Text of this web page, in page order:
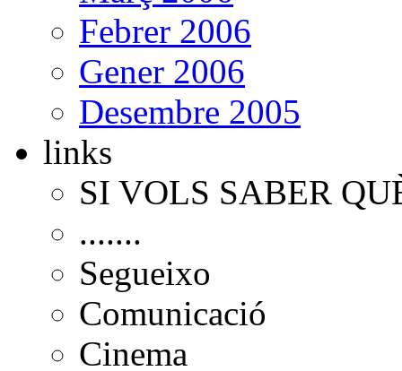
Febrer 2006
Gener 2006
Desembre 2005
links
SI VOLS SABER
.......
Segueixo
Comunicació
Cinema